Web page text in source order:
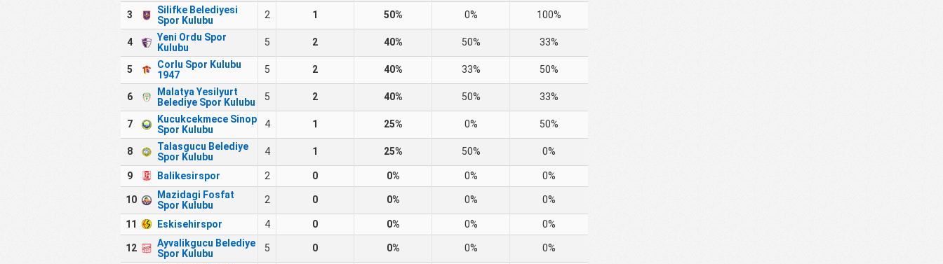
3
Silifke Belediyesi
Spor Kulubu
2 1 50% 0% 100%
4
Yeni Ordu Spor
Kulubu
5 2 40% 50% 33%
5
Corlu Spor Kulubu
1947
5 2 40% 33% 50%
6
Malatya Yesilyurt
Belediye Spor Kulubu
5 2 40% 50% 33%
7
Kucukcekmece Sinop
Spor Kulubu
4 1 25% 0% 50%
8
Talasgucu Belediye
Spor Kulubu
4 1 25% 50% 0%
9 Balikesirspor 2 0 0% 0% 0%
10
Mazidagi Fosfat
Spor Kulubu
2 0 0% 0% 0%
11 Eskisehirspor 4 0 0% 0% 0%
12
Ayvalikgucu Belediye
Spor Kulubu
5 0 0% 0% 0%